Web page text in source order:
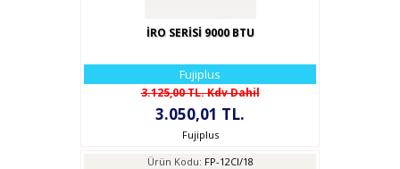
İRO SERİSİ 9000 BTU
Fujiplus
3.125,00 TL. Kdv Dahil
3.050,01 TL.
Fujiplus
Ürün Kodu: FP-12CI/18